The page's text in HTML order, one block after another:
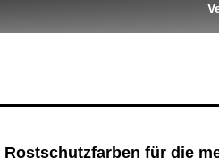
für die